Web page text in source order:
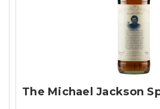
The Michael Jackson